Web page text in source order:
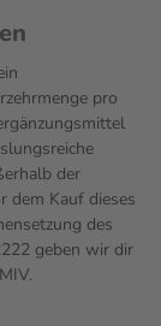
pro
der
dem Kauf dieses
des
geben wir dir